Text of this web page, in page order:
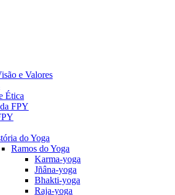
e Valores
Ética
FPY
do Yoga
Ramos do Yoga
Karma-yoga
Jñâna-yoga
Bhakti-yoga
Raja-yoga